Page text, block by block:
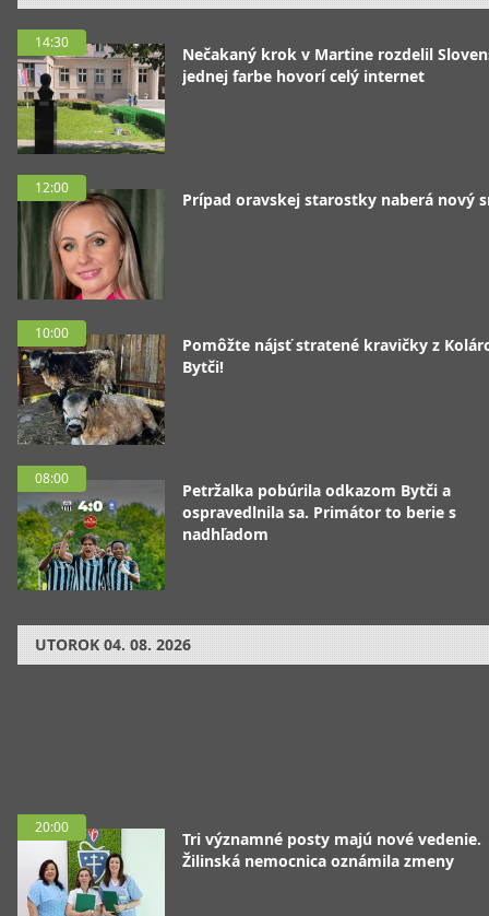
14:30
Nečakaný krok v Martine rozdelil
jednej farbe hovorí celý internet
12:00
Prípad oravskej starostky naberá nový
10:00
Pomôžte nájsť stratené kravičky z
Bytči!
08:00
Petržalka pobúrila odkazom Bytči a
ospravedlnila sa. Primátor to berie s
nadhľadom
UTOROK 04. 08. 2026
20:00
Tri významné posty majú nové vedenie.
Žilinská nemocnica oznámila zmeny